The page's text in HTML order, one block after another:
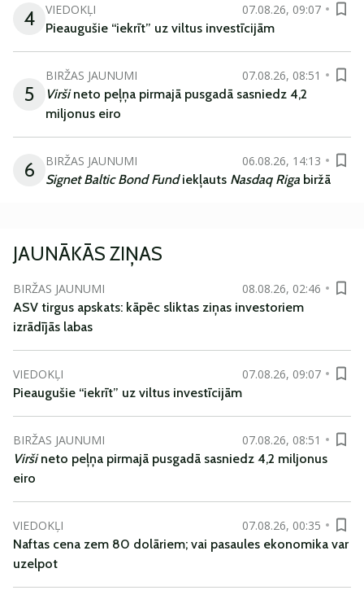
4 VIEDOKĻI
07.08.26, 09:07
Pieaugušie “iekrīt” uz viltus investīcijām
5
BIRŽAS JAUNUMI
07.08.26, 08:51
Viršineto peļņa pirmajā pusgadā sasniedz 4,2
miljonus eiro
6 BIRŽAS JAUNUMI
06.08.26, 14:13
Signet Baltic Bond Fundiekļauts Nasdaq Riga biržā
JAUNĀKĀS ZIŅAS
BIRŽAS JAUNUMI
08.08.26, 02:46
ASV tirgus apskats: kāpēc sliktas ziņas investoriem
izrādījās labas
VIEDOKĻI
07.08.26, 09:07
Pieaugušie “iekrīt” uz viltus investīcijām
BIRŽAS JAUNUMI
07.08.26, 08:51
Viršineto peļņa pirmajā pusgadā sasniedz 4,2 miljonus
eiro
VIEDOKĻI
07.08.26, 00:35
Naftas cena zem 80 dolāriem; vai pasaules ekonomika var
uzelpot